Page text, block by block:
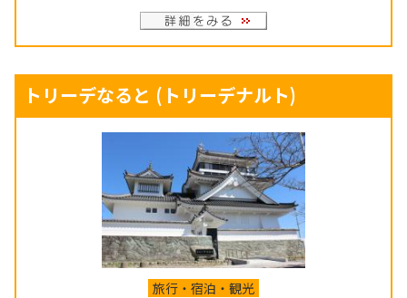
トリーデなると (トリーデナルト)
旅行・宿泊・観光